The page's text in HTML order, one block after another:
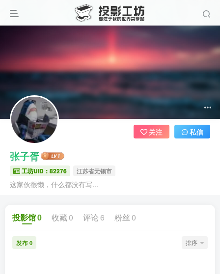
张子胥
工坊UID：82276 江苏省无锡市
这家伙很懒，什么都没有写...
关注 私信
投影馆0 收藏 0 评论 6 粉丝 0
发布 0 排序